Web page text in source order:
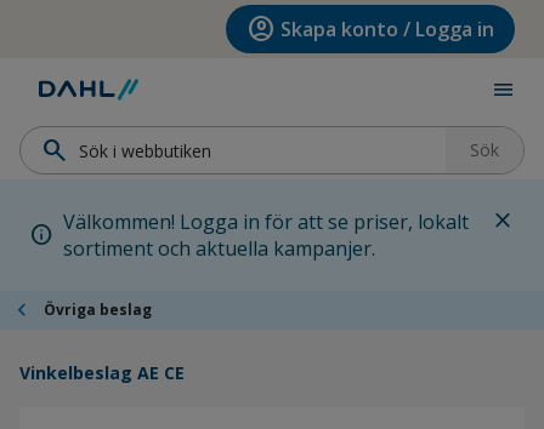
Hoppa till huvudinnehållet account_circle Skapa konto / Logga in
menu
search Sök
info Välkommen! Logga in för att se priser, lokalt
sortiment och aktuella kampanjer.
close
chevron_left Övriga beslag
Vinkelbeslag AE CE